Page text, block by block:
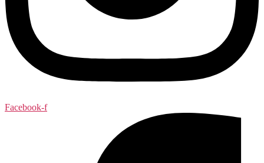
Facebook-f